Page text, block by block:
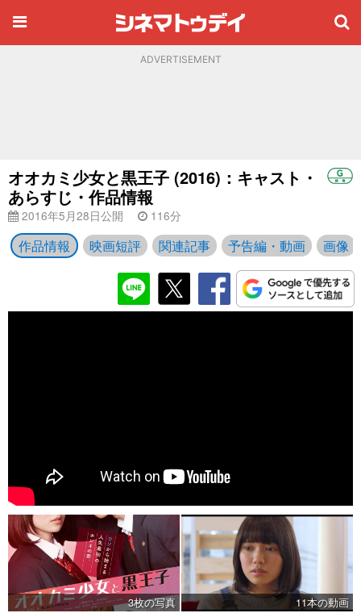
ADVERTISEMENT
オオカミ少女と黒王子 (2016)：キャスト・
あらすじ・作品情報
2016年5月28日公開 116分
作品情報 映画短評 関連記事 予告編・動画 画像
3枚の写真
11本の動画